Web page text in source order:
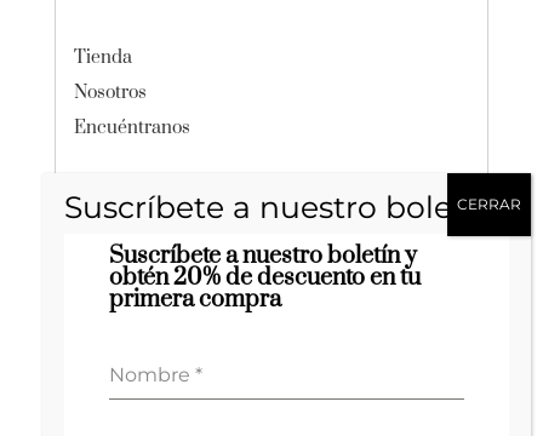
Tienda
Nosotros
Encuéntranos
Términos y Condiciones
Cuidado del Producto
+57 302 8650941
Suscríbete a nuestro boletín y
obtén 20% de descuento en tu
primera compra
Nombre *